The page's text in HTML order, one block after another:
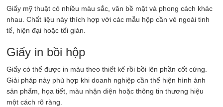
Giấy mỹ thuật có nhiều màu sắc, vân bề mặt và phong cách khác
nhau. Chất liệu này thích hợp với các mẫu hộp cần vẻ ngoài tinh
tế, hiện đại hoặc tối giản.
Giấy in bồi hộp
Giấy có thể được in màu theo thiết kế rồi bồi lên phần cốt cứng.
Giải pháp này phù hợp khi doanh nghiệp cần thể hiện hình ảnh
sản phẩm, họa tiết, màu nhận diện hoặc thông tin thương hiệu
một cách rõ ràng.